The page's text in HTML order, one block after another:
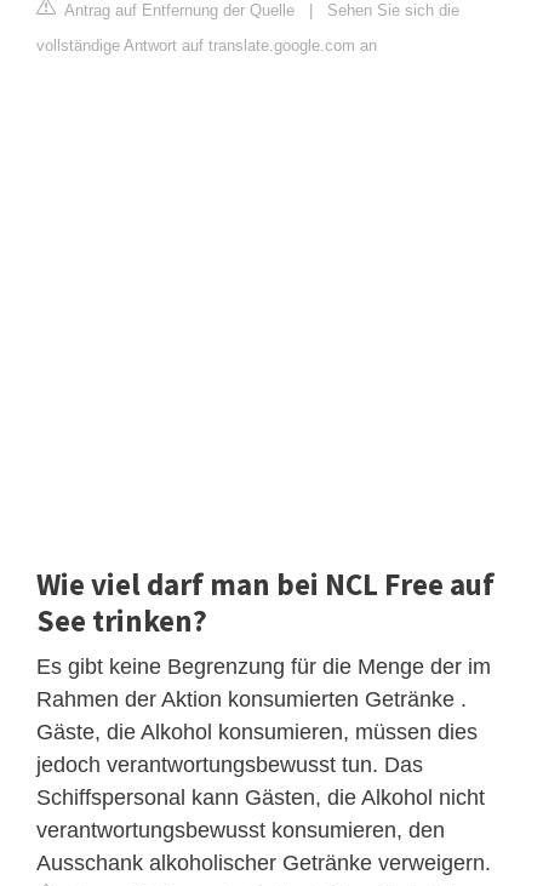
Antrag auf Entfernung der Quelle
Sehen Sie sich die
vollständige Antwort auf translate.google.com an
Wie viel darf man bei NCL Free auf
See trinken?
Es gibt keine Begrenzung für die Menge der im
Rahmen der Aktion konsumierten Getränke .
Gäste, die Alkohol konsumieren, müssen dies
jedoch verantwortungsbewusst tun. Das
Schiffspersonal kann Gästen, die Alkohol nicht
verantwortungsbewusst konsumieren, den
Ausschank alkoholischer Getränke verweigern.